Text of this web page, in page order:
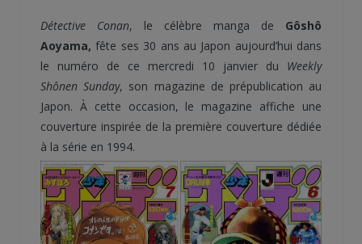
Détective Conan, le célèbre manga de Gôshô
Aoyama, fête ses 30 ans au Japon aujourd’hui dans
le numéro de ce mercredi 10 janvier du Weekly
Shônen Sunday, son magazine de prépublication au
Japon. À cette occasion, le magazine affiche une
couverture inspirée de la première couverture dédiée
à la série en 1994.